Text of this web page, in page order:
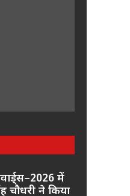
में
चौधरी ने किया